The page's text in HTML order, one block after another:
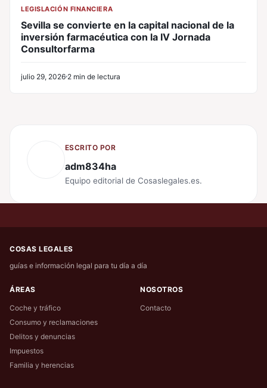
LEGISLACIÓN FINANCIERA
Sevilla se convierte en la capital nacional de la
inversión farmacéutica con la IV Jornada
Consultorfarma
julio 29, 2026 2 min de lectura
ESCRITO POR
adm834ha
Equipo editorial de Cosaslegales.es.
COSAS LEGALES
guías e información legal para tu día a día
ÁREAS
Coche y tráfico
Consumo y reclamaciones
Delitos y denuncias
Impuestos
Familia y herencias
NOSOTROS
Contacto